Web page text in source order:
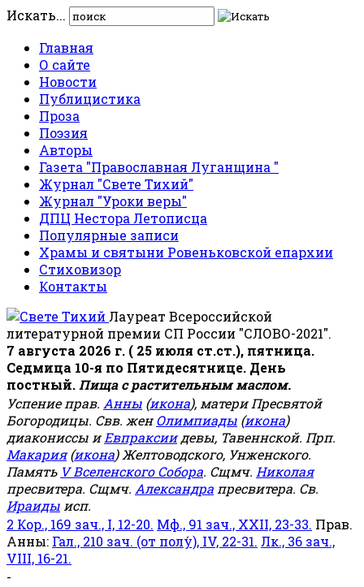
Искать...
Главная
О сайте
Новости
Публицистика
Проза
Поэзия
Авторы
Газета "Православная Луганщина "
Журнал "Свете Тихий"
Журнал "Уроки веры"
ДПЦ Нестора Летописца
Популярные записи
Храмы и святыни Ровеньковской епархии
Стиховизор
Контакты
Лауреат Всероссийской
литературной премии СП России "СЛОВО-2021".
7 августа 2026 г. ( 25 июля ст.ст.), пятница.
Седмица 10-я по Пятидесятнице. День
постный. Пища с растительным маслом.
Успение прав. Анны (икона), матери Пресвятой
Богородицы. Свв. женОлимпиады (икона)
диакониссы иЕвпраксиидевы, Тавеннской. Прп.
Макария(икона) Желтоводского, Унженского.
Память V Вселенского Собора. Сщмч. Николая
пресвитера. Сщмч. Александра пресвитера. Св.
Ираиды исп.
2 Кор., 169 зач., I, 12-20. Мф., 91 зач., XXII, 23-33. Прав.
Анны: Гал., 210 зач. (от полу́), IV, 22-31. Лк., 36 зач.,
VIII, 16-21.
-